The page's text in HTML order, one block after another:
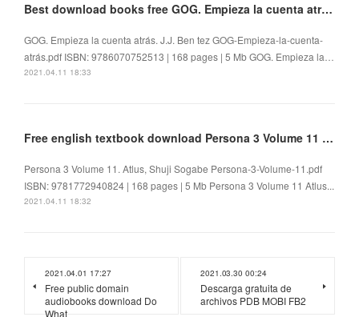
Best download books free GOG. Empieza la cuenta atrás 9786070752513 (English literature)
GOG. Empieza la cuenta atrás. J.J. Ben tez GOG-Empieza-la-cuenta-
atrás.pdf ISBN: 9786070752513 | 168 pages | 5 Mb GOG. Empieza la…
2021.04.11 18:33
Free english textbook download Persona 3 Volume 11 by Atlus, Shuji Sogabe
Persona 3 Volume 11. Atlus, Shuji Sogabe Persona-3-Volume-11.pdf
ISBN: 9781772940824 | 168 pages | 5 Mb Persona 3 Volume 11 Atlus...
2021.04.11 18:32
2021.04.01 17:27
Free public domain
audiobooks download Do
What
2021.03.30 00:24
Descarga gratuita de
archivos PDB MOBI FB2